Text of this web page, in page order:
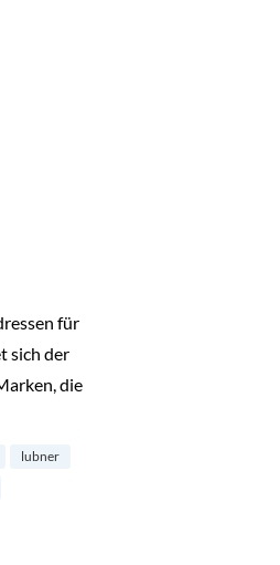
für
sich der
die
lubner